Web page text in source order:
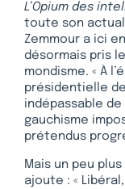
L’Opium des
toute son
Zemmour a ici
désormais pris
mondisme. « À
présidentielle
indépassable
gauchisme
prétendus
Mais un peu
ajoute : «